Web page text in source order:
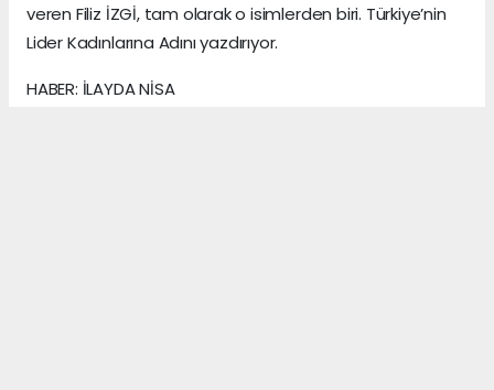
veren Filiz İZGİ, tam olarak o isimlerden biri. Türkiye’nin
Lider Kadınlarına Adını yazdırıyor.
HABER: İLAYDA NİSA